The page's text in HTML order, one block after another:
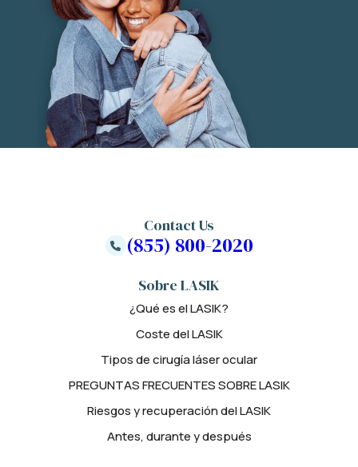
Sobre LASIK
¿Qué es el LASIK?
Coste del LASIK
Tipos de cirugía láser ocular
PREGUNTAS FRECUENTES SOBRE LASIK
Riesgos y recuperación del LASIK
Antes, durante y después
Contact Us
(855) 800-2020